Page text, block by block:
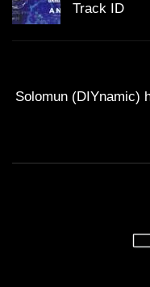
Track ID
Solomun (DIYnamic)